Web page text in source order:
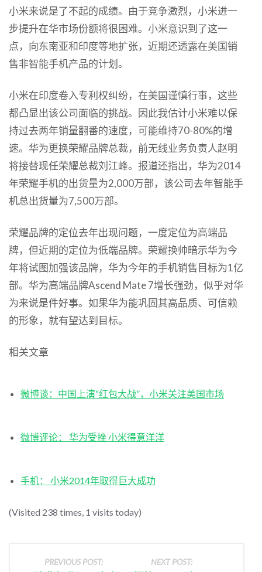
小米来说是了不起的成绩。由于竞争激烈，小米进一
步提升在华市场份额将很困难。小米意识到了这一
点，向东南亚和印度等地扩张，近期还透露在美国销
售非智能手机产品的计划。
小米在印度卷入专利权纠纷，在美国谨慎行事，这些
都凸显出该公司面临的挑战。因此我估计小米难以保
持过去两年销量翻番的速度，可能维持70-80%的增
速。华为更换荣耀品牌总裁，前无线业务负责人赵明
将接替现任荣耀总裁刘江峰。报道还指出，华为2014
年荣耀手机的出货量为2,000万部，该公司去年智能手
机总出货量为7,500万部。
荣耀品牌的定位去年出现问题，一度定位为高端品
牌，但近期的定位为低端品牌。荣耀换帅暗示华为今
年将试图加强该品牌，华为今年的手机销售目标为1亿
部。华为高端品牌Ascend Mate 7增长强劲，似乎对华
为来说是件好事。如果华为能巩固其高品质、可信赖
的形象，就有望达到目标。
相关文章
微博谈：中国上演“红包大战”，小米关注美国市场
微博评论： 华为受挫 小米得意洋洋
手机： 小米2014年取得巨大成功
(Visited 238 times, 1 visits today)
PREVIOUS POST: NEXT POST: